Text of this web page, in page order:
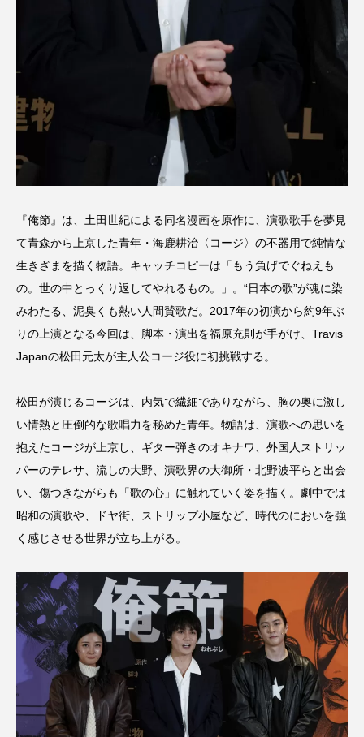
『俺節』は、土田世紀による同名漫画を原作に、演歌歌手を夢見
て青森から上京した青年・海鹿耕治〈コージ〉の不器用で純情な
生きざまを描く物語。キャッチコピーは「もう負げでぐねえも
の。世の中とっくり返してやれるもの。」。“日本の歌”が魂に染
みわたる、泥臭くも熱い人間賛歌だ。2017年の初演から約9年ぶ
りの上演となる今回は、脚本・演出を福原充則が手がけ、Travis
Japanの松田元太が主人公コージ役に初挑戦する。
松田が演じるコージは、内気で繊細でありながら、胸の奥に激し
い情熱と圧倒的な歌唱力を秘めた青年。物語は、演歌への思いを
抱えたコージが上京し、ギター弾きのオキナワ、外国人ストリッ
パーのテレサ、流しの大野、演歌界の大御所・北野波平らと出会
い、傷つきながらも「歌の心」に触れていく姿を描く。劇中では
昭和の演歌や、ドヤ街、ストリップ小屋など、時代のにおいを強
く感じさせる世界が立ち上がる。